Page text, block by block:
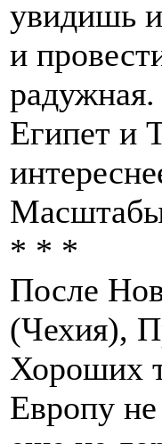
увидишь
и
радужная.
Египет и
* * *
После
(Чехия),
Хороших
Европу